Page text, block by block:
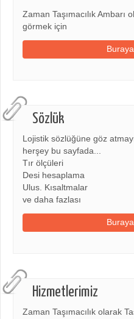
Zaman Taşımacılık
görmek için
Buraya
Sözlük
Lojistik sözlüğüne göz
herşey bu sayfada...
Tır ölçüleri
Desi hesaplama
Ulus. Kısaltmalar
ve daha fazlası
Buraya
Hizmetlerimiz
Zaman Taşımacılık olarak